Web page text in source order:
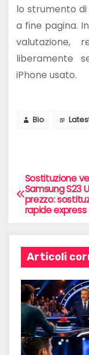
lo strumento di
a fine pagina.
valutazione,
liberamente
iPhone usato.
Bio
N
a
g
a
z
Sostituzione
Samsung S23
prezzo:
rapide express
Articoli